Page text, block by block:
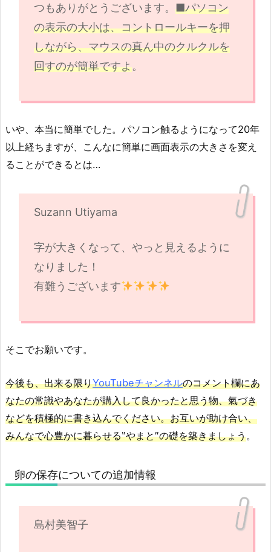
つもありがとうございます。 ■パソコン
の表示の大小は、コントロールキーを押
しながら、マウスの真ん中のクルクルを
回すのが簡単ですよ。
いや、本当に簡単でした。パソコン触るようになって20年
以上経ちますが、こんなに簡単に画面表示の大きさを変え
ることができるとは…
Suzann Utiyama
字が大きくなって、やっと見えるように
なりました！
有難うございます
そこでお願いです。
今後も、出来る限りYouTubeチャンネルのコメント欄にあ
なたの常識やあなたが購入して良かったと思う物、氣づき
などを積極的に書き込んでください。お互いが助け合い、
みんなで心豊かに暮らせる‶やまと″の礎を築きましょう。
卵の保存についての追加情報
島村美智子